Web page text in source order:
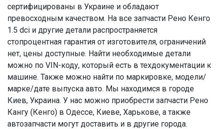
сертифицированы в Украине и обладают
превосходным качеством. На все запчасти Рено Кенго
1.5 dci и другие детали распространяется
стопроцентная гарантия от изготовителя, ограничений
нет, цены доступные. Найти необходимые детали
можно по VIN-коду, который есть в техдокументации к
машине. Также можно найти по маркировке, модели/
марке/дате выпуска авто. Мы находимся в городе
Киев, Украина. У нас можно приобрести запчасти Рено
Кангу (Кенго) в Одессе, Киеве, Харькове, а также
автозапчасти могут доставить и в другие города.